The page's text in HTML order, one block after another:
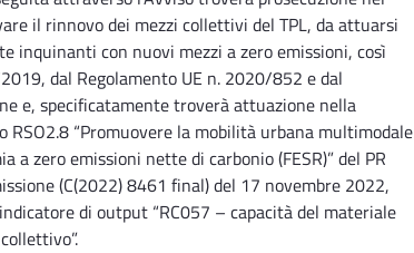
il rinnovo dei mezzi collettivi del TPL, da attuarsi
inquinanti con nuovi mezzi a zero emissioni, così
dal Regolamento UE n. 2020/852 e dal
e, specificatamente troverà attuazione nella
“Promuovere la mobilità urbana multimodale
a zero emissioni nette di carbonio (FESR)” del PR
(C(2022) 8461 final) del 17 novembre 2022,
di output “RC057 – capacità del materiale